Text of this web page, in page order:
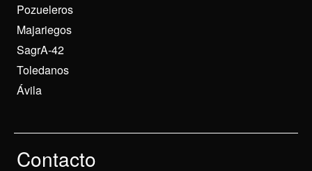
Pozueleros
Majariegos
SagrA-42
Toledanos
Ávila
Contacto